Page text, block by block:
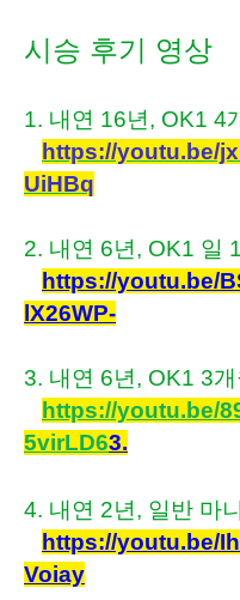
시승 후기 영상
1. 내연 16년, OK1 4
https://youtu.be/
UiHBq
2. 내연 6년, OK1 일
https://youtu.be/
lX26WP-
3. 내연 6년, OK1 3
https://youtu.be/
5virLD63.
4. 내연 2년, 일반 마
https://youtu.be/
Voiay